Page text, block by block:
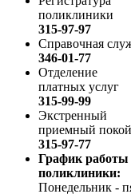
поликлиники
315-97-97
Справочная
346-01-77
Отделение
платных услуг
315-99-99
Экстренный
приемный покой
315-97-77
График работы
поликлиники:
Понедельник -